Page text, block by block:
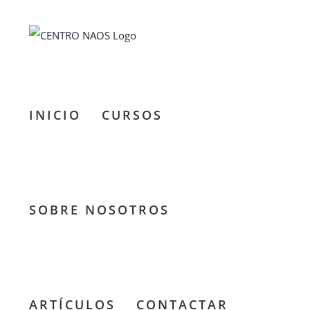
INICIO CURSOS
SOBRE NOSOTROS
ARTÍCULOS CONTACTAR